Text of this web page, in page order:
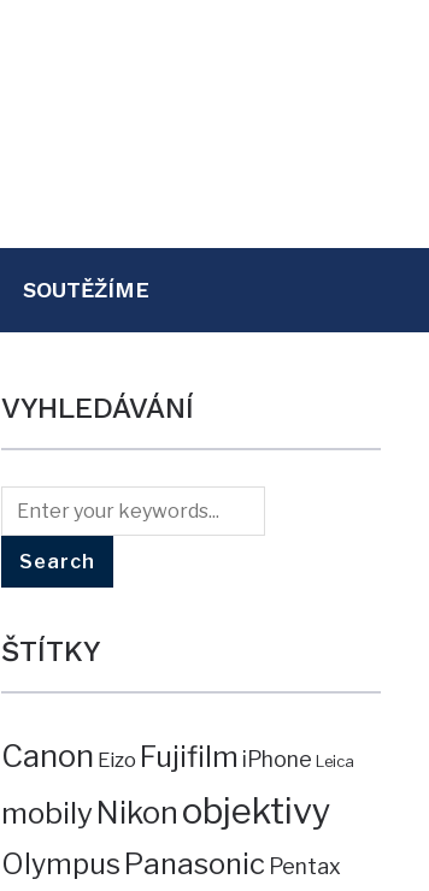
SOUTĚŽÍME
VYHLEDÁVÁNÍ
ŠTÍTKY
Canon Eizo Fujifilm iPhone Leica
mobilyNikon objektivy
Olympus Panasonic Pentax